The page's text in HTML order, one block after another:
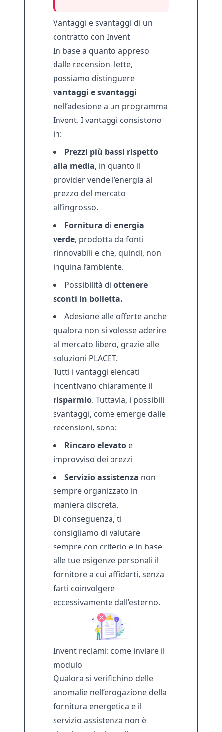
Vantaggi e svantaggi di un
contratto con Invent
In base a quanto appreso
dalle recensioni lette,
possiamo distinguere
vantaggi e svantaggi
nell’adesione a un programma
Invent. I vantaggi consistono
in:
Prezzi più bassi rispetto
alla media, in quanto il
provider vende l’energia al
prezzo del mercato
all’ingrosso.
Fornitura di energia
verde, prodotta da fonti
rinnovabili e che, quindi, non
inquina l’ambiente.
Possibilità di ottenere
sconti in bolletta.
Adesione alle offerte anche
qualora non si volesse aderire
al mercato libero, grazie alle
soluzioni PLACET.
Tutti i vantaggi elencati
incentivano chiaramente il
risparmio. Tuttavia, i possibili
svantaggi, come emerge dalle
recensioni, sono:
Rincaro elevato e
improvviso dei prezzi
Servizio assistenza non
sempre organizzato in
maniera discreta.
Di conseguenza, ti
consigliamo di valutare
sempre con criterio e in base
alle tue esigenze personali il
fornitore a cui affidarti, senza
farti coinvolgere
eccessivamente dall’esterno.
Invent reclami: come inviare il
modulo
Qualora si verifichino delle
anomalie nell’erogazione della
fornitura energetica e il
servizio assistenza non è